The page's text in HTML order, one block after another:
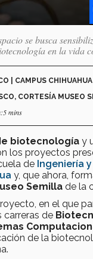
se busca
en la vida
| CAMPUS CHIHUAHUA
CORTESÍA MUSEO
mins
biotecnología y
los proyectos
de Ingeniería
y, que ahora,
Semilla de la
en el que
carreras de
de la